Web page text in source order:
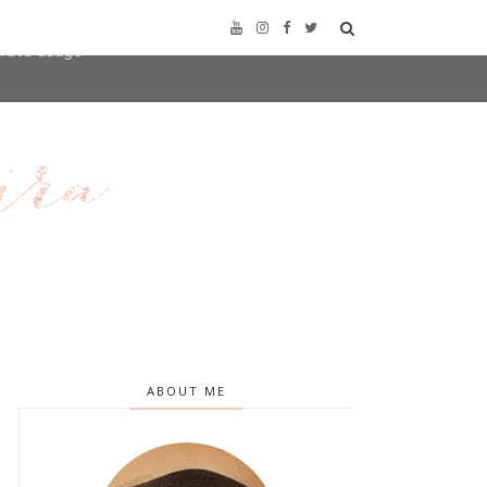
ABOUT ME
agent
usage